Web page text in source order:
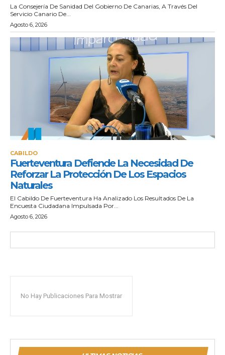
La Consejería De Sanidad Del Gobierno De Canarias, A Través Del
Servicio Canario De...
Agosto 6, 2026
CABILDO
Fuerteventura Defiende La Necesidad De
Reforzar La Protección De Los Espacios
Naturales
El Cabildo De Fuerteventura Ha Analizado Los Resultados De La
Encuesta Ciudadana Impulsada Por...
Agosto 6, 2026
No Hay Publicaciones Para Mostrar